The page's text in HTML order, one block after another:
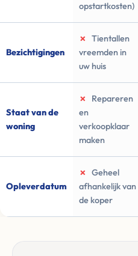
opstartkosten)
Bezichtigingen
✗
Tientallen
vreemden in
uw huis
Staat van de
woning
✗
Repareren
en
verkoopklaar
maken
Opleverdatum
✗
Geheel
afhankelijk van
de koper